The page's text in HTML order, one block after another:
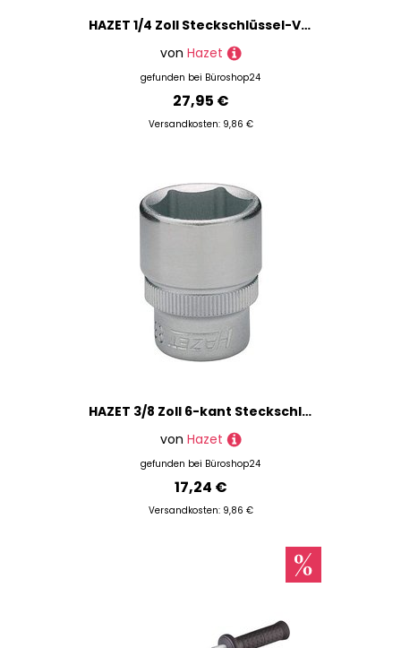
HAZET 1/4 Zoll Steckschlüssel-Verlängerung Größe: 402,0 mm
von Hazet
gefunden bei Büroshop24
27,95 €
Versandkosten: 9,86 €
HAZET 3/8 Zoll 6-kant Steckschlüsseleinsatz Größe: 12,0 mm
von Hazet
gefunden bei Büroshop24
17,24 €
Versandkosten: 9,86 €